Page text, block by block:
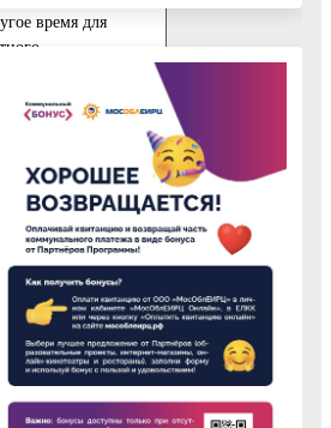
время для
В письменном
по
почте
указывает
фамилию, имя,
(последнее -
наличии),
лица,
адрес или